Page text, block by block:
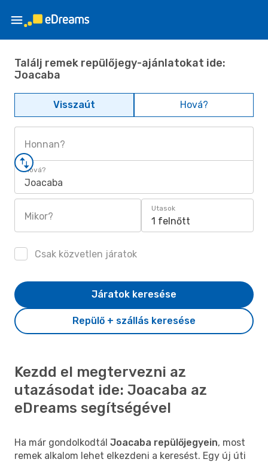
Találj remek repülőjegy-ajánlatokat ide:
Joacaba
Visszaút Hová?
Honnan?
Hová?
Joacaba
Mikor?
Utasok
1 felnőtt
Csak közvetlen járatok
Repülő + szállás keresése
Járatok keresése
Kezdd el megtervezni az
utazásodat ide: Joacaba az
eDreams segítségével
Ha már gondolkodtál Joacaba repülőjegyein, most
remek alkalom lehet elkezdeni a keresést. Egy új úti